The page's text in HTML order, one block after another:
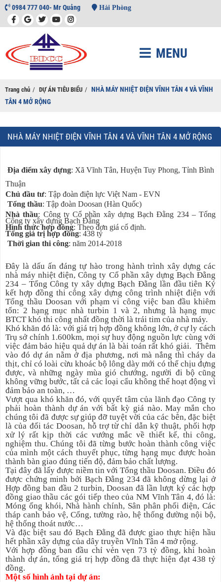
0984 777 040- Mr Quảng Hải Phòng
MENU
Trang chủ / DỰ ÁN TIÊU BIỂU / NHÀ MÁY NHIỆT ĐIỆN VĨNH TÂN 4 VÀ VĨNH
TÂN 4 MỞ RỘNG
NHÀ MÁY NHIỆT ĐIỆN VĨNH TÂN 4 VÀ VĨNH TÂN 4 MỞ RỘNG
Địa điểm xây dựng: Xã Vĩnh Tân, Huyện Tuy Phong, Tỉnh Bình
Thuận
Chủ đầu tư: Tập đoàn điện lực Việt Nam - EVN
Tổng thầu: Tập đoàn Doosan (Hàn Quốc)
Nhà thầu: Công ty Cổ phần xây dựng Bạch Đằng 234 – Tổng
Công ty xây dựng Bạch Đằng
Hình thức hợp đồng: Theo đơn giá cố định.
Tổng giá trị hợp đồng: 438 tỷ
Thời gian thi công: năm 2014-2018
Đây là dấu ấn đáng tự hào trong hành trình xây dựng các
nhà máy nhiệt điện, Công ty Cổ phần xây dựng Bạch Đằng
234 – Tổng Công ty xây dựng Bạch Đằng lần đầu tiên Ký
kết hợp đồng thi công xây dựng công trình nhiệt điện với
Tổng thầu Doosan với phạm vi công việc ban đầu khiêm
tốn: 2 hạng mục nhà turbin 1 và 2, nhưng là hạng mục
BTCT khó thi công nhất đồng thời là trái tim của nhà máy.
Khó khăn đó là: với giá trị hợp đồng không lớn, ở cự ly cách
Trụ sở chính 1.600km, mọi sự huy động nguồn lực cùng với
việc đảm bảo hiệu quả dự án là bài toán rất khó giải. Thêm
vào đó dự án nằm ở địa phương, nơi mà nắng thì cháy da
thịt, chỉ có loài cừu khoác bộ lông dày mới có thể chịu đựng
được, và những ngày mùa gió chướng, người đi bộ cũng
không vững bước, tất cả các loại cẩu không thể hoạt động vì
đảm bảo an toàn, …
Vượt qua khó khăn đó, với quyết tâm của lãnh đạo Công ty
phải hoàn thành dự án với bất kỳ giá nào. May mắn cho
chúng tôi đã được sự giúp đỡ tuyệt vời của các bên, đặc biệt
là của đối tác Doosan, hỗ trợ từ chỉ dẫn kỹ thuật, phối hợp
xử lý rất kịp thời các vướng mắc về thiết kế, thi công,
nghiệm thu. Chúng tôi đã từng bước hoàn thành công việc
của mình một cách thuyết phục, từng hạng mục được hoàn
thành bàn giao đúng tiến độ, đảm bảo chất lượng.
Tại đây đã lấy được niềm tin với Tổng thầu Doosan. Điều đó
được chứng minh bởi Bạch Đằng 234 đã không dừng lại ở
Hợp đồng ban đầu 2 turbin, Doosan đã lần lượt ký các hợp
đồng giao thầu các gói tiếp theo của NM Vĩnh Tân 4, đó là:
Móng ống khói, Nhà hành chính, Sân phân phối điện, Các
tháp canh bảo vệ, Cổng, tường rào, hệ thống đường nội bộ,
hệ thống thoát nước…
Và đặc biệt sau đó Bạch Đằng đã được giao thực hiện hầu
hết phần xây dựng của dây truyền Vĩnh Tân 4 mở rộng.
Với hợp đồng ban đầu chỉ vẻn vẹn 73 tỷ đồng, khi hoàn
thành dự án, tổng giá trị hợp đồng đã thực hiện đạt 438 tỷ
đồng.
Một số hình ảnh tại dự án: